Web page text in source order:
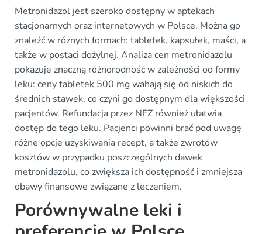
Metronidazol jest szeroko dostępny w aptekach
stacjonarnych oraz internetowych w Polsce. Można go
znaleźć w różnych formach: tabletek, kapsułek, maści, a
także w postaci dożylnej. Analiza cen metronidazolu
pokazuje znaczną różnorodność w zależności od formy
leku: ceny tabletek 500 mg wahają się od niskich do
średnich stawek, co czyni go dostępnym dla większości
pacjentów. Refundacja przez NFZ również ułatwia
dostęp do tego leku. Pacjenci powinni brać pod uwagę
różne opcje uzyskiwania recept, a także zwrotów
kosztów w przypadku poszczególnych dawek
metronidazolu, co zwiększa ich dostępność i zmniejsza
obawy finansowe związane z leczeniem.
Porównywalne leki i